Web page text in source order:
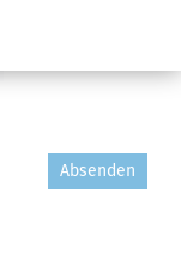
Absenden